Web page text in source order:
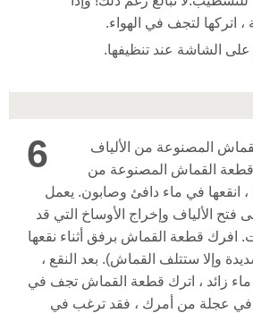
اتركها لتجف في الهواء.
على الشاشة عند تنظيفها.
6
المصنوعة من الألياف
القماش المصنوعة من
، انقعها في ماء دافئ وصابون. يعمل
فتح الألياف وإخراج الأوساخ التي قد
افرك قطعة القماش برفق أثناء نقعها
وإلا ستتلف القماش). بعد النقع ،
زائد ، اترك قطعة القماش تجف في
في عجلة من أمرك ، فقد ترغب في